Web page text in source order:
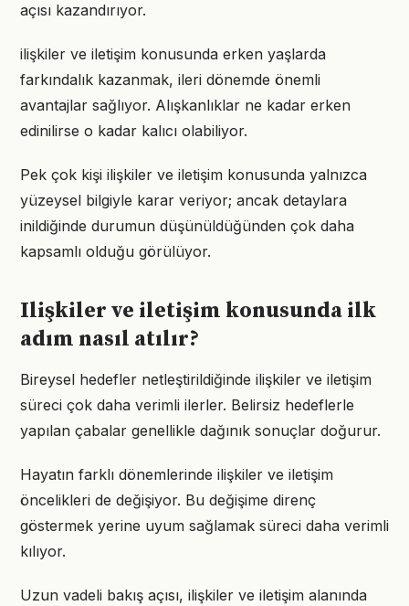
açısı kazandırıyor.
ilişkiler ve iletişim konusunda erken yaşlarda
farkındalık kazanmak, ileri dönemde önemli
avantajlar sağlıyor. Alışkanlıklar ne kadar erken
edinilirse o kadar kalıcı olabiliyor.
Pek çok kişi ilişkiler ve iletişim konusunda yalnızca
yüzeysel bilgiyle karar veriyor; ancak detaylara
inildiğinde durumun düşünüldüğünden çok daha
kapsamlı olduğu görülüyor.
Ilişkiler ve iletişim konusunda ilk
adım nasıl atılır?
Bireysel hedefler netleştirildiğinde ilişkiler ve iletişim
süreci çok daha verimli ilerler. Belirsiz hedeflerle
yapılan çabalar genellikle dağınık sonuçlar doğurur.
Hayatın farklı dönemlerinde ilişkiler ve iletişim
öncelikleri de değişiyor. Bu değişime direnç
göstermek yerine uyum sağlamak süreci daha verimli
kılıyor.
Uzun vadeli bakış açısı, ilişkiler ve iletişim alanında